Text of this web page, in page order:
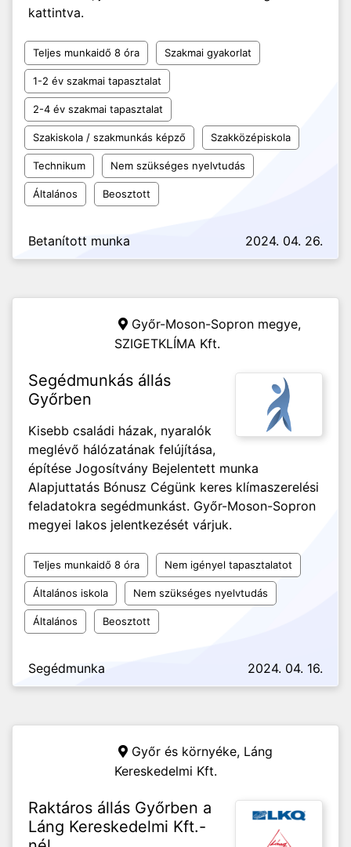
kattintva.
Teljes munkaidő 8 óra Szakmai gyakorlat
1-2 év szakmai tapasztalat
2-4 év szakmai tapasztalat
Szakiskola / szakmunkás képző Szakközépiskola
Technikum Nem szükséges nyelvtudás
Általános Beosztott
Betanított munka 2024. 04. 26.
Győr-Moson-Sopron megye,
SZIGETKLÍMA Kft.
Segédmunkás állás
Győrben
Kisebb családi házak, nyaralók
meglévő hálózatának felújítása,
építése Jogosítvány Bejelentett munka
Alapjuttatás Bónusz Cégünk keres klímaszerelési
feladatokra segédmunkást. Győr-Moson-Sopron
megyei lakos jelentkezését várjuk.
Teljes munkaidő 8 óra Nem igényel tapasztalatot
Általános iskola Nem szükséges nyelvtudás
Általános Beosztott
Segédmunka 2024. 04. 16.
Győr és környéke, Láng
Kereskedelmi Kft.
Raktáros állás Győrben a
Láng Kereskedelmi Kft.-